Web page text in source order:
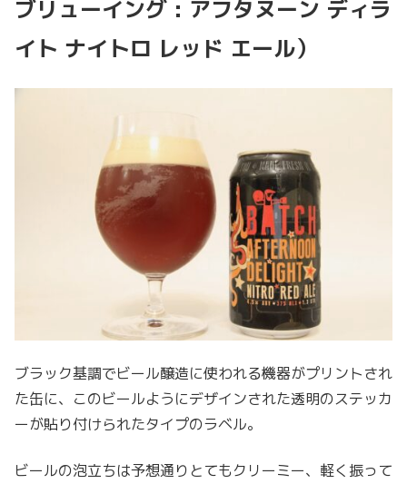
ブリューイング : アフタヌーン ディラ
イト ナイトロ レッド エール）
ブラック基調でビール醸造に使われる機器がプリントされ
た缶に、このビールようにデザインされた透明のステッカ
ーが貼り付けられたタイプのラベル。
ビールの泡立ちは予想通りとてもクリーミー、軽く振って